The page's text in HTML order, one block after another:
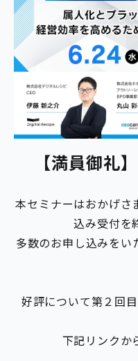
【満員御礼
本セミナーはおかげさ
込み受付を
多数のお申し込みをい
好評について第２回
下記リンクか